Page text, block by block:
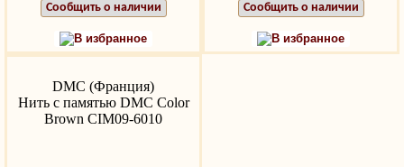
Сообщить о наличии
В избранное
Сообщить о наличии
В избранное
DMC (Франция)
Нить с памятью DMC Color
Brown CIM09-6010